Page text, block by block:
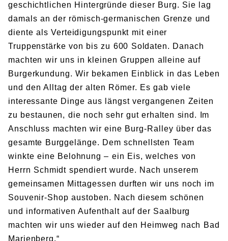
geschichtlichen Hintergründe dieser Burg. Sie lag
damals an der römisch-germanischen Grenze und
diente als Verteidigungspunkt mit einer
Truppenstärke von bis zu 600 Soldaten. Danach
machten wir uns in kleinen Gruppen alleine auf
Burgerkundung. Wir bekamen Einblick in das Leben
und den Alltag der alten Römer. Es gab viele
interessante Dinge aus längst vergangenen Zeiten
zu bestaunen, die noch sehr gut erhalten sind. Im
Anschluss machten wir eine Burg-Ralley über das
gesamte Burggelänge. Dem schnellsten Team
winkte eine Belohnung – ein Eis, welches von
Herrn Schmidt spendiert wurde. Nach unserem
gemeinsamen Mittagessen durften wir uns noch im
Souvenir-Shop austoben. Nach diesem schönen
und informativen Aufenthalt auf der Saalburg
machten wir uns wieder auf den Heimweg nach Bad
Marienberg.“